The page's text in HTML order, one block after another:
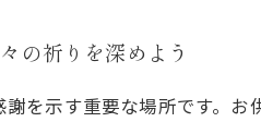
の祈りを深めよう
を示す重要な場所です。